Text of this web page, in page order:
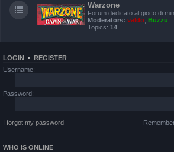
Warzone
Forum dedicato al gioco di
Moderators: valdo Buzzu
Topics: 14
LOGIN • REGISTER
Username:
Password:
I forgot my password
WHO IS ONLINE